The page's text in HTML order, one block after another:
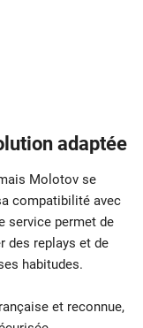
adaptée
Molotov se
compatibilité avec
service permet de
des replays et de
habitudes.
et reconnue,